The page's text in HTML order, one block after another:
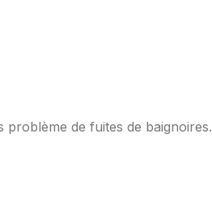
de fuites de baignoires.